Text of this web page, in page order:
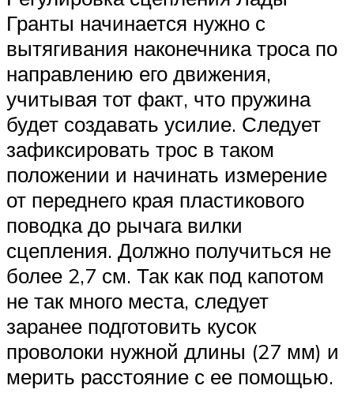
Гранты начинается нужно с
вытягивания наконечника троса по
направлению его движения,
учитывая тот факт, что пружина
будет создавать усилие. Следует
зафиксировать трос в таком
положении и начинать измерение
от переднего края пластикового
поводка до рычага вилки
сцепления. Должно получиться не
более 2,7 см. Так как под капотом
не так много места, следует
заранее подготовить кусок
проволоки нужной длины (27 мм) и
мерить расстояние с ее помощью.